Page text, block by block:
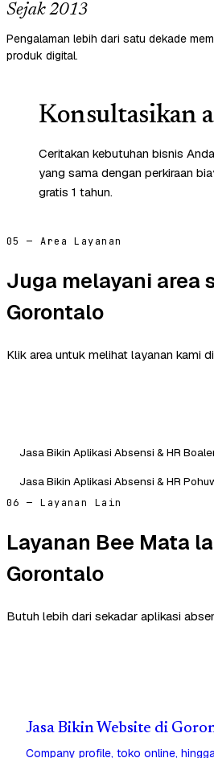
Sejak 2013
Pengalaman lebih dari satu dekade
produk digital.
Konsultasikan
Ceritakan kebutuhan bisnis
yang sama dengan perkiraan
gratis 1 tahun.
05 — Area Layanan
Juga melayani area
Gorontalo
Klik area untuk melihat layanan kami
Jasa Bikin Aplikasi Absensi & HR
Jasa Bikin Aplikasi Absensi & HR
06 — Layanan Lain
Layanan Bee Mata
Gorontalo
Butuh lebih dari sekadar aplikasi
Jasa Bikin Website di
Company profile, toko online,